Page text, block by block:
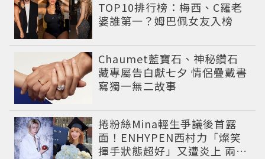
TOP10排行榜：梅西、C羅老
婆誰第一？姆巴佩女友入榜
Chaumet藍寶石、神秘鑽石
藏專屬告白獻七夕 情侶疊戴書
寫獨一無二故事
捲粉絲Mina輕生爭議後首露
面！ENHYPEN西村力「燦笑
揮手狀態超好」又遭炎上 兩派